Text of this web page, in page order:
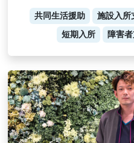
共同生活援助 施設入所
短期入所
障害